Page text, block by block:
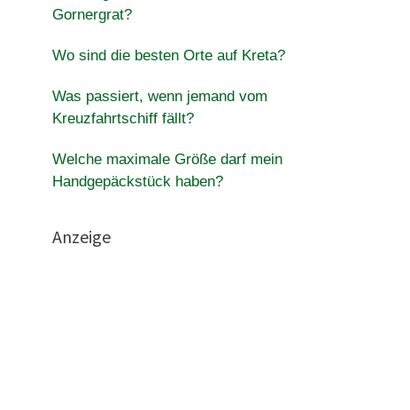
Gornergrat?
Wo sind die besten Orte auf Kreta?
Was passiert, wenn jemand vom
Kreuzfahrtschiff fällt?
Welche maximale Größe darf mein
Handgepäckstück haben?
Anzeige